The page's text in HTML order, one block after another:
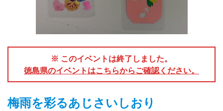
※ このイベントは終了しました。
徳島県のイベントはこちらからご確認ください。
梅雨を彩るあじさいしおり